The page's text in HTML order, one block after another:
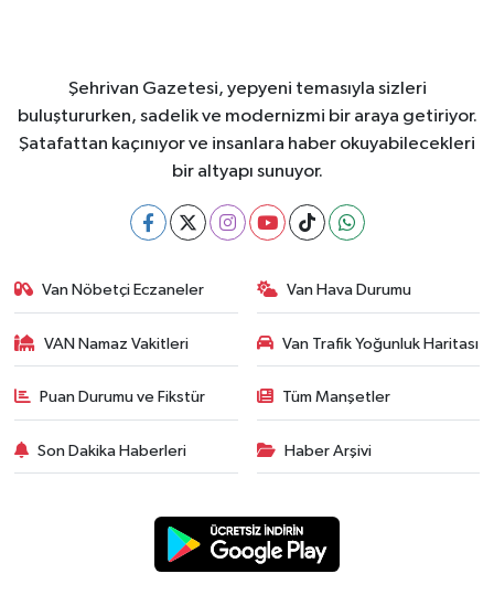
Şehrivan Gazetesi, yepyeni temasıyla sizleri
buluştururken, sadelik ve modernizmi bir araya getiriyor.
Şatafattan kaçınıyor ve insanlara haber okuyabilecekleri
bir altyapı sunuyor.
Van Nöbetçi Eczaneler Van Hava Durumu
VAN Namaz Vakitleri Van Trafik Yoğunluk Haritası
Puan Durumu ve Fikstür Tüm Manşetler
Son Dakika Haberleri Haber Arşivi